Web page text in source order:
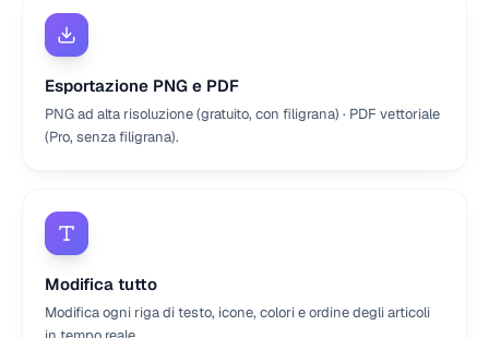
Esportazione PNG e PDF
PNG ad alta risoluzione (gratuito, con filigrana) · PDF vettoriale
(Pro, senza filigrana).
Modifica tutto
Modifica ogni riga di testo, icone, colori e ordine degli articoli